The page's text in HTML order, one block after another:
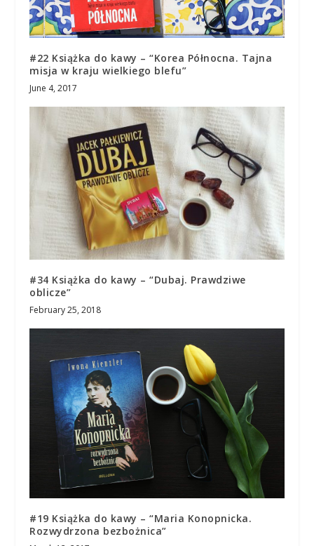
#22 Książka do kawy – “Korea Północna. Tajna
misja w kraju wielkiego blefu”
June 4, 2017
#34 Książka do kawy – “Dubaj. Prawdziwe
oblicze”
February 25, 2018
#19 Książka do kawy – “Maria Konopnicka.
Rozwydrzona bezbożnica”